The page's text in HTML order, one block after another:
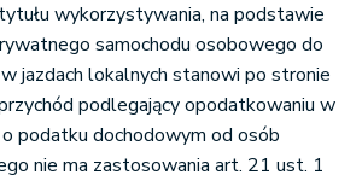
wykorzystywania, na podstawie
samochodu osobowego do
jazdach lokalnych stanowi po stronie
podlegający opodatkowaniu w
podatku dochodowym od osób
nie ma zastosowania art. 21 ust. 1